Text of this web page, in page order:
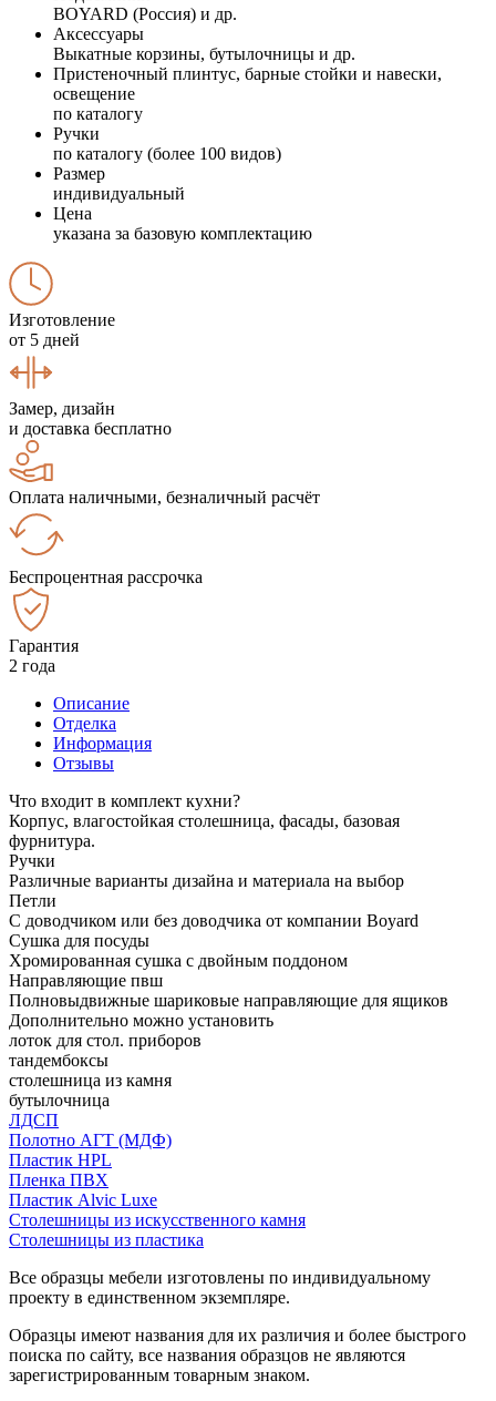
BOYARD (Россия) и др.
Аксессуары
Выкатные корзины, бутылочницы и др.
Пристеночный плинтус, барные стойки и навески,
освещение
по каталогу
Ручки
по каталогу (более 100 видов)
Размер
индивидуальный
Цена
указана за базовую комплектацию
Изготовление
от 5 дней
Замер, дизайн
и доставка бесплатно
Оплата наличными, безналичный расчёт
Беспроцентная рассрочка
Гарантия
2 года
Описание
Отделка
Информация
Отзывы
Что входит в комплект кухни?
Корпус, влагостойкая столешница, фасады, базовая
фурнитура.
Ручки
Различные варианты дизайна и материала на выбор
Петли
С доводчиком или без доводчика от компании Boyard
Сушка для посуды
Хромированная сушка с двойным поддоном
Направляющие пвш
Полновыдвижные шариковые направляющие для ящиков
Дополнительно можно установить
лоток для стол. приборов
тандембоксы
столешница из камня
бутылочница
ЛДСП
Полотно АГТ (МДФ)
Пластик HPL
Пленка ПВХ
Пластик Alvic Luxe
Столешницы из искусственного камня
Столешницы из пластика
Все образцы мебели изготовлены по индивидуальному
проекту в единственном экземпляре.
Образцы имеют названия для их различия и более быстрого
поиска по сайту, все названия образцов не являются
зарегистрированным товарным знаком.